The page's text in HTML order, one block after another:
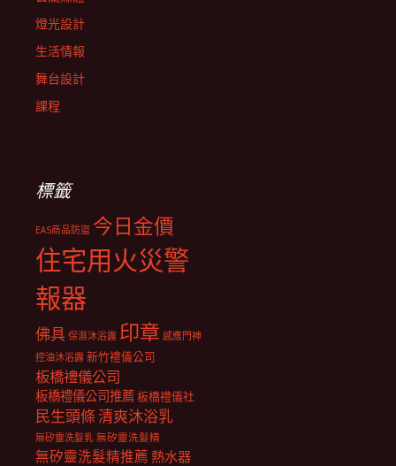
燈光設計
生活情報
舞台設計
課程
標籤
EAS商品防盜 今日金價
住宅用火災警
報器
佛具 保濕沐浴露 印章 感應門神
控油沐浴露 新竹禮儀公司
板橋禮儀公司
板橋禮儀公司推薦板橋禮儀社
民生頭條清爽沐浴乳
無矽靈洗髮乳 無矽靈洗髮精
無矽靈洗髮精推薦 熱水器